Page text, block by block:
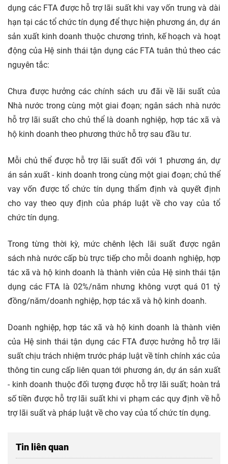
dụng các FTA được hỗ trợ lãi suất khi vay vốn trung và dài
hạn tại các tổ chức tín dụng để thực hiện phương án, dự án
sản xuất kinh doanh thuộc chương trình, kế hoạch và hoạt
động của Hệ sinh thái tận dụng các FTA tuân thủ theo các
nguyên tắc:
Chưa được hưởng các chính sách ưu đãi về lãi suất của
Nhà nước trong cùng một giai đoạn; ngân sách nhà nước
hỗ trợ lãi suất cho chủ thể là doanh nghiệp, hợp tác xã và
hộ kinh doanh theo phương thức hỗ trợ sau đầu tư.
Mỗi chủ thể được hỗ trợ lãi suất đối với 1 phương án, dự
án sản xuất - kinh doanh trong cùng một giai đoạn; chủ thể
vay vốn được tổ chức tín dụng thẩm định và quyết định
cho vay theo quy định của pháp luật về cho vay của tổ
chức tín dụng.
Trong từng thời kỳ, mức chênh lệch lãi suất được ngân
sách nhà nước cấp bù trực tiếp cho mỗi doanh nghiệp, hợp
tác xã và hộ kinh doanh là thành viên của Hệ sinh thái tận
dụng các FTA là 02%/năm nhưng không vượt quá 01 tỷ
đồng/năm/doanh nghiệp, hợp tác xã và hộ kinh doanh.
Doanh nghiệp, hợp tác xã và hộ kinh doanh là thành viên
của Hệ sinh thái tận dụng các FTA được hưởng hỗ trợ lãi
suất chịu trách nhiệm trước pháp luật về tính chính xác của
thông tin cung cấp liên quan tới phương án, dự án sản xuất
- kinh doanh thuộc đối tượng được hỗ trợ lãi suất; hoàn trả
số tiền được hỗ trợ lãi suất khi vi phạm các quy định về hỗ
trợ lãi suất và pháp luật về cho vay của tổ chức tín dụng.
Tin liên quan